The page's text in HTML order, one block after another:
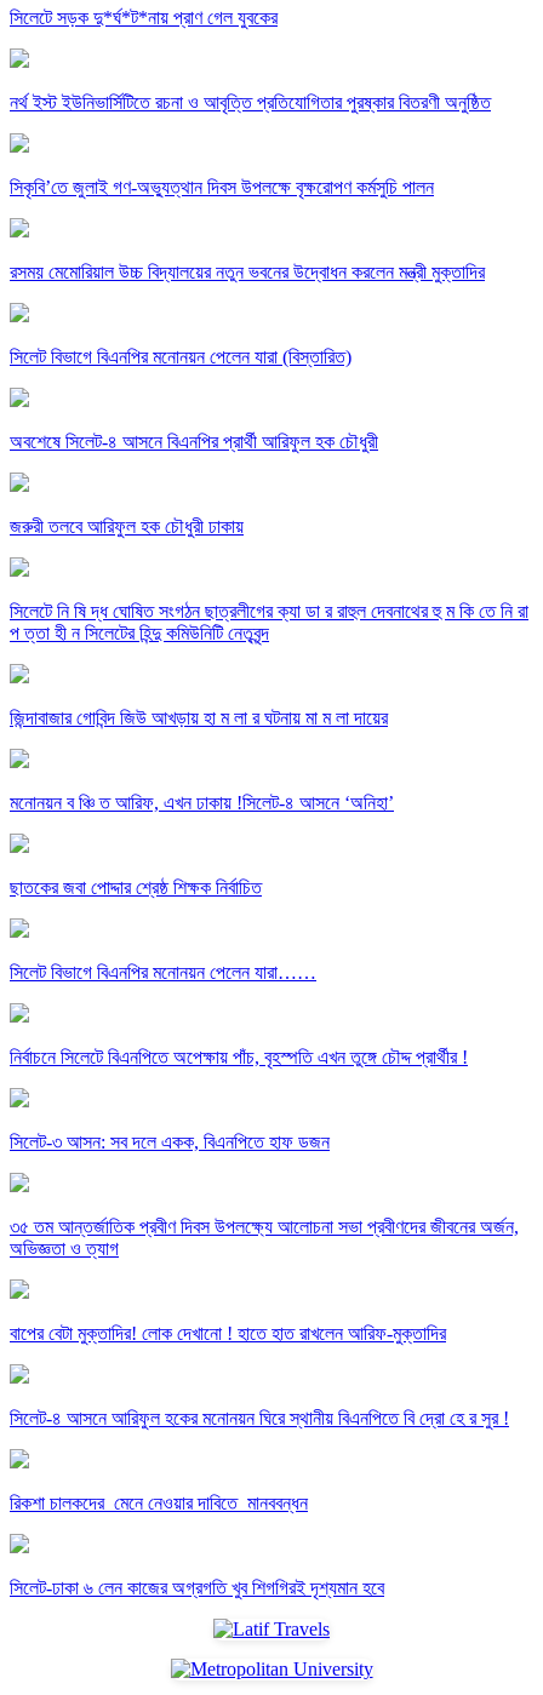
সিলেটে সড়ক দু*র্ঘ*ট*নায় প্রাণ গেল যুবকের
নর্থ ইস্ট ইউনিভার্সিটিতে রচনা ও আবৃত্তি প্রতিযোগিতার পুরষ্কার বিতরণী অনুষ্ঠিত
সিকৃবি’তে জুলাই গণ-অভ্যুত্থান দিবস উপলক্ষে বৃক্ষরোপণ কর্মসুচি পালন
রসময় মেমোরিয়াল উচ্চ বিদ্যালয়ের নতুন ভবনের উদ্বোধন করলেন মন্ত্রী মুক্তাদির
সিলেট বিভাগে বিএনপির মনোনয়ন পেলেন যারা (বিস্তারিত)
অবশেষে সিলেট-৪ আসনে বিএনপির প্রার্থী আরিফুল হক চৌধুরী
জরুরী তলবে আরিফুল হক চৌধুরী ঢাকায়
সিলেটে নি ষি দ্ধ ঘোষিত সংগঠন ছাত্রলীগের ক্যা ডা র রাহুল দেবনাথের হু ম কি তে নি রা
প ত্তা হী ন সিলেটের হিন্দু কমিউনিটি নেতৃবৃন্দ
জিন্দাবাজার গোবিন্দ জিউ আখড়ায় হা ম লা র ঘটনায় মা ম লা দায়ের
মনোনয়ন ব ঞ্চি ত আরিফ, এখন ঢাকায় !সিলেট-৪ আসনে ‘অনিহা’
ছাতকের জবা পোদ্দার শ্রেষ্ঠ শিক্ষক নির্বাচিত
সিলেট বিভাগে বিএনপির মনোনয়ন পেলেন যারা……
নির্বাচনে সিলেটে বিএনপিতে অপেক্ষায় পাঁচ, বৃহস্পতি এখন তুঙ্গে চৌদ্দ প্রার্থীর !
সিলেট-৩ আসন: সব দলে একক, বিএনপিতে হাফ ডজন
৩৫ তম আন্তর্জাতিক প্রবীণ দিবস উপলক্ষ্যে আলোচনা সভা প্রবীণদের জীবনের অর্জন,
অভিজ্ঞতা ও ত্যাগ
বাপের বেটা মুক্তাদির! লোক দেখানো ! হাতে হাত রাখলেন আরিফ-মুক্তাদির
সিলেট-৪ আসনে আরিফুল হকের মনোনয়ন ঘিরে স্থানীয় বিএনপিতে বি দ্রো হে র সুর !
রিকশা চালকদের মেনে নেওয়ার দাবিতে মানববন্ধন
সিলেট-ঢাকা ৬ লেন কাজের অগ্রগতি খুব শিগগিরই দৃশ্যমান হবে